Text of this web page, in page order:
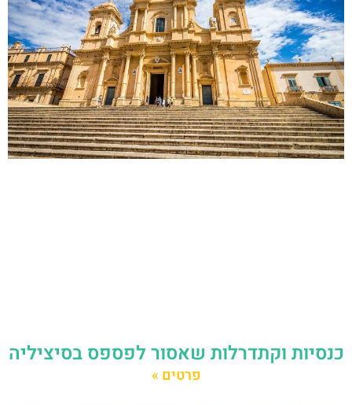
כנסיות וקתדרלות שאסור לפספס בסיציליה
פרטים »